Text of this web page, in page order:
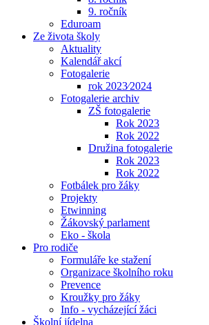
9. ročník
Eduroam
Ze života školy
Aktuality
Kalendář akcí
Fotogalerie
rok 2023⁄2024
Fotogalerie archiv
ZŠ fotogalerie
Rok 2023
Rok 2022
Družina fotogalerie
Rok 2023
Rok 2022
Fotbálek pro žáky
Projekty
Etwinning
Žákovský parlament
Eko - škola
Pro rodiče
Formuláře ke stažení
Organizace školního roku
Prevence
Kroužky pro žáky
Info - vycházející žáci
Školní jídelna